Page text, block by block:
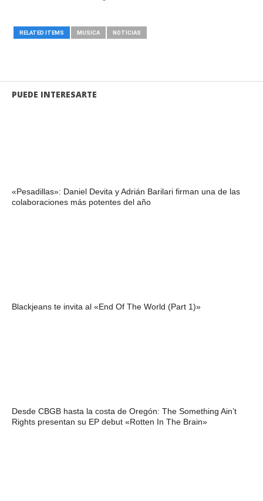
RELATED ITEMS MUSICA NOTICIAS
PUEDE INTERESARTE
«Pesadillas»: Daniel Devita y Adrián Barilari firman una de las
colaboraciones más potentes del año
Blackjeans te invita al «End Of The World (Part 1)»
Desde CBGB hasta la costa de Oregón: The Something Ain’t
Rights presentan su EP debut «Rotten In The Brain»